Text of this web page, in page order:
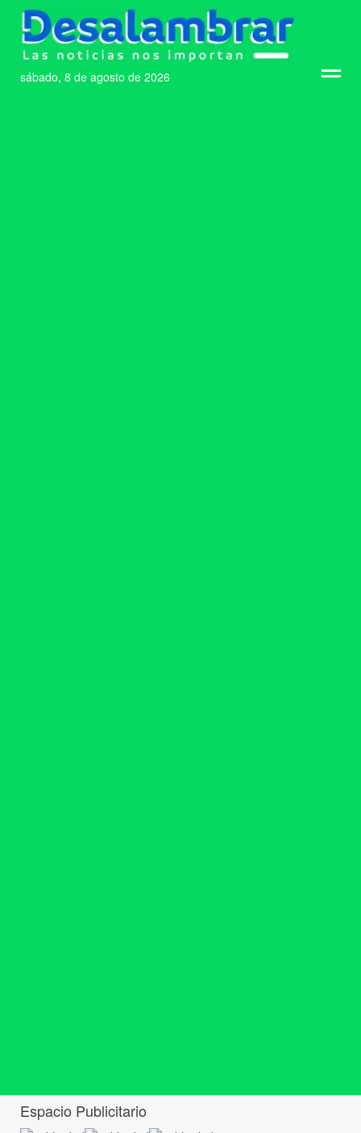
sábado, 8 de agosto de 2026
Espacio Publicitario